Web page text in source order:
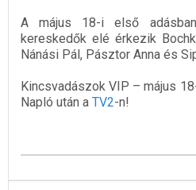
A május 18-i első
kereskedők elé érkezik
Nánási Pál, Pásztor Anna és
Kincsvadászok VIP – május
Napló után a TV2-n!